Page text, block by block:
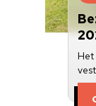
Het